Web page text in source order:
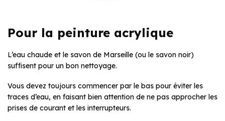
Pour la peinture acrylique
L’eau chaude et le savon de Marseille (ou le savon noir)
suffisent pour un bon nettoyage.
Vous devez toujours commencer par le bas pour éviter les
traces d’eau, en faisant bien attention de ne pas approcher les
prises de courant et les interrupteurs.